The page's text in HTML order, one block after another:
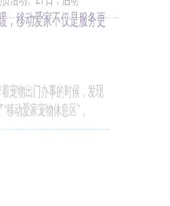
，移动爱家不仅是服务更
着宠物出门办事的时候，发现
移动爱家宠物休息区”，